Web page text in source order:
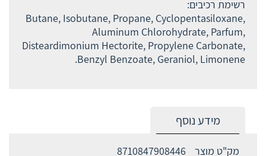
רשימת רכיבים:
Butane, Isobutane, Propane, Cyclopentasiloxane,
Aluminum Chlorohydrate, Parfum,
Disteardimonium Hectorite, Propylene Carbonate,
Benzyl Benzoate, Geraniol, Limonene.
מידע נוסף
מק"ט מוצר 8710847908446